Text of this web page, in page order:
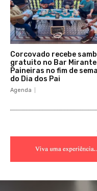
Corcovado recebe
gratuito no Bar Mirante
Paineiras no fim de
do Dia dos Pai
Agenda